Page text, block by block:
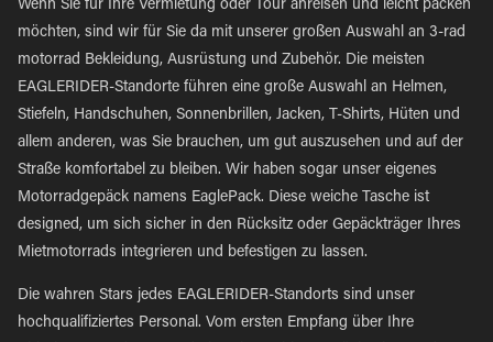
Wenn Sie für Ihre Vermietung oder Tour anreisen und leicht packen
möchten, sind wir für Sie da mit unserer großen Auswahl an 3-rad
motorrad Bekleidung, Ausrüstung und Zubehör. Die meisten
EAGLERIDER-Standorte führen eine große Auswahl an Helmen,
Stiefeln, Handschuhen, Sonnenbrillen, Jacken, T-Shirts, Hüten und
allem anderen, was Sie brauchen, um gut auszusehen und auf der
Straße komfortabel zu bleiben. Wir haben sogar unser eigenes
Motorradgepäck namens EaglePack. Diese weiche Tasche ist
designed, um sich sicher in den Rücksitz oder Gepäckträger Ihres
Mietmotorrads integrieren und befestigen zu lassen.
Die wahren Stars jedes EAGLERIDER-Standorts sind unser
hochqualifiziertes Personal. Vom ersten Empfang über Ihre